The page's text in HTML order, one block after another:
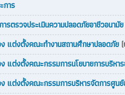
การ
ตรวจประเมินความปลอดภัยอาชีวอนา
แต่งตั้งคณะทำงานสถานศึกษาปลอดภัย
แต่งตั้งคณะกรรมการนโยบายการบริหา
แต่งตั้งคณะกรรมการบริหารจัดการศูน